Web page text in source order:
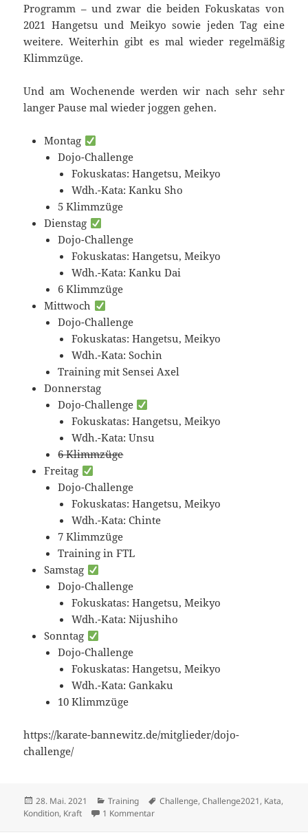
Programm – und zwar die beiden Fokuskatas von
2021 Hangetsu und Meikyo sowie jeden Tag eine
weitere. Weiterhin gibt es mal wieder regelmäßig
Klimmzüge.
Und am Wochenende werden wir nach sehr sehr
langer Pause mal wieder joggen gehen.
Montag
Dojo-Challenge
Fokuskatas: Hangetsu, Meikyo
Wdh.-Kata: Kanku Sho
5 Klimmzüge
Dienstag
Dojo-Challenge
Fokuskatas: Hangetsu, Meikyo
Wdh.-Kata: Kanku Dai
6 Klimmzüge
Mittwoch
Dojo-Challenge
Fokuskatas: Hangetsu, Meikyo
Wdh.-Kata: Sochin
Training mit Sensei Axel
Donnerstag
Dojo-Challenge
Fokuskatas: Hangetsu, Meikyo
Wdh.-Kata: Unsu
6 Klimmzüge
Freitag
Dojo-Challenge
Fokuskatas: Hangetsu, Meikyo
Wdh.-Kata: Chinte
7 Klimmzüge
Training in FTL
Samstag
Dojo-Challenge
Fokuskatas: Hangetsu, Meikyo
Wdh.-Kata: Nijushiho
Sonntag
Dojo-Challenge
Fokuskatas: Hangetsu, Meikyo
Wdh.-Kata: Gankaku
10 Klimmzüge
https://karate-bannewitz.de/mitglieder/dojo-
challenge/
Veröffentlicht
am
28. Mai. 2021 Kategorien
Training Schlagwörter
Challenge,Challenge2021, Kata,
Kondition, Kraft 1 Kommentarzu Akuelles Training